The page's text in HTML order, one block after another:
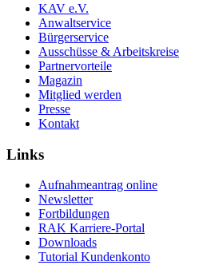
KAV e.V.
Anwaltservice
Bürgerservice
Ausschüsse & Arbeitskreise
Partnervorteile
Magazin
Mitglied werden
Presse
Kontakt
Links
Aufnahmeantrag online
Newsletter
Fortbildungen
RAK Karriere-Portal
Downloads
Tutorial Kundenkonto